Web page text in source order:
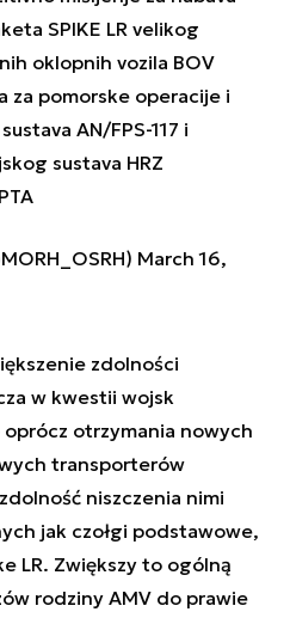
SPIKE LR velikog
oklopnih vozila BOV
za pomorske operacije i
AN/FPS-117 i
sustava HRZ
March 16,
zdolności
w kwestii wojsk
otrzymania nowych
transporterów
niszczenia nimi
jak czołgi podstawowe,
LR. Zwiększy to ogólną
rodziny AMV do prawie